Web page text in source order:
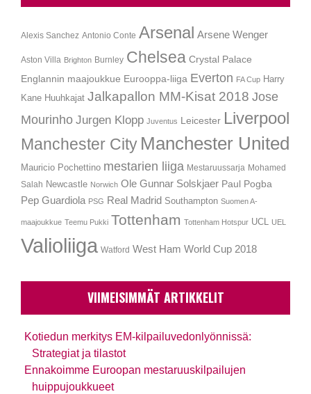
Alexis Sanchez Antonio Conte Arsenal Arsene Wenger
Aston Villa Brighton Burnley Chelsea Crystal Palace
Englannin maajoukkue Eurooppa-liiga Everton FA Cup Harry
Kane Huuhkajat Jalkapallon MM-Kisat 2018 Jose
Mourinho Jurgen Klopp Juventus Leicester Liverpool
Manchester City Manchester United
Mauricio Pochettino mestarien liiga Mestaruussarja Mohamed
Salah Newcastle Norwich Ole Gunnar Solskjaer Paul Pogba
Pep Guardiola PSG Real Madrid Southampton Suomen A-
maajoukkue Teemu Pukki Tottenham Tottenham Hotspur UCL UEL
Valioliiga Watford West Ham World Cup 2018
VIIMEISIMMÄT ARTIKKELIT
Kotiedun merkitys EM-kilpailuvedonlyönnissä:
Strategiat ja tilastot
Ennakoimme Euroopan mestaruuskilpailujen
huippujoukkueet